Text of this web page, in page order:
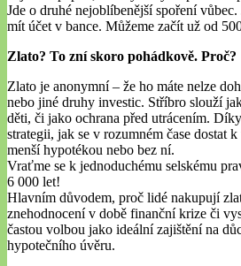
Jde o druhé nejoblíbenější spoření vůbec.
mít účet v bance. Můžeme začít už od
Zlato? To zní skoro pohádkově. Proč?
Zlato je anonymní – že ho máte nelze
nebo jiné druhy investic. Stříbro slouží
děti, či jako ochrana před utrácením.
strategii, jak se v rozumném čase dostat
menší hypotékou nebo bez ní.
Vraťme se k jednoduchému selskému
6 000 let!
Hlavním důvodem, proč lidé nakupují
znehodnocení v době finanční krize či
častou volbou jako ideální zajištění na
hypotečního úvěru.